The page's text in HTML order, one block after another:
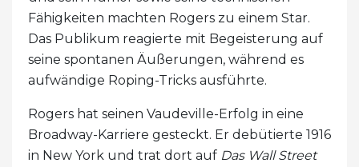
Fähigkeiten machten Rogers zu einem Star.
Das Publikum reagierte mit Begeisterung auf
seine spontanen Äußerungen, während es
aufwändige Roping-Tricks ausführte.
Rogers hat seinen Vaudeville-Erfolg in eine
Broadway-Karriere gesteckt. Er debütierte 1916
in New York und trat dort auf Das Wall Street